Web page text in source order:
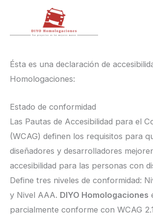
contenido
Ésta es una declaración de
Homologaciones:
Estado de conformidad
Las Pautas de Accesibilidad para el
(WCAG) definen los requisitos para
diseñadores y desarrolladores
accesibilidad para las personas con
Define tres niveles de conformidad:
y Nivel AAA. DIYO Homologaciones
parcialmente conforme con WCAG